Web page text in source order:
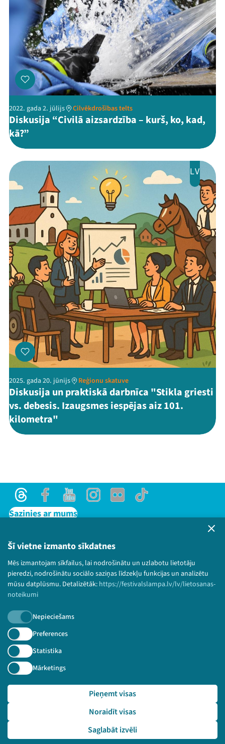
Šī vietne izmanto sīkdatnes
Mēs izmantojam sīkfailus, lai nodrošinātu un uzlabotu lietotāju
pieredzi, nodrošinātu sociālo saziņas līdzekļu funkcijas un analizētu
mūsu datplūsmu. Detalizētāk: https://festivalslampa.lv/lv/lietosanas-
noteikumi
Nepieciešams
Preferences
Statistika
Mārketings
Saglabāt izvēli
Noraidīt visas
Pieņemt visas
Veikals
Kontakti
ThreadsFacebookYoutube
X Instagram
Flick TikTok
2022. gada 2. jūlijs Cilvēkdrošības telts
Diskusija “Civilā aizsardzība – kurš, ko, kad,
kā?”
LV
2025. gada 20. jūnijs Reģionu skatuve
Diskusija un praktiskā darbnīca "Stikla griesti
vs. debesis. Izaugsmes iespējas aiz 101.
kilometra"
ThreadsFacebookYoutubeInstagram
Flick TikTok
Sazinies ar mums
Lietošanas noteikumi un sīkdatņu politika
Bērnu aizsardzības politika
© 2026 Sarunu festivāls LAMPA Visas tiesības
paturētas.
Piesakies jaunumiem!
Nepalaid garām aktuālāko informāciju!
Pieteikties
🔗 https://festivalslampa.lv/lv/dalibnieki/2579